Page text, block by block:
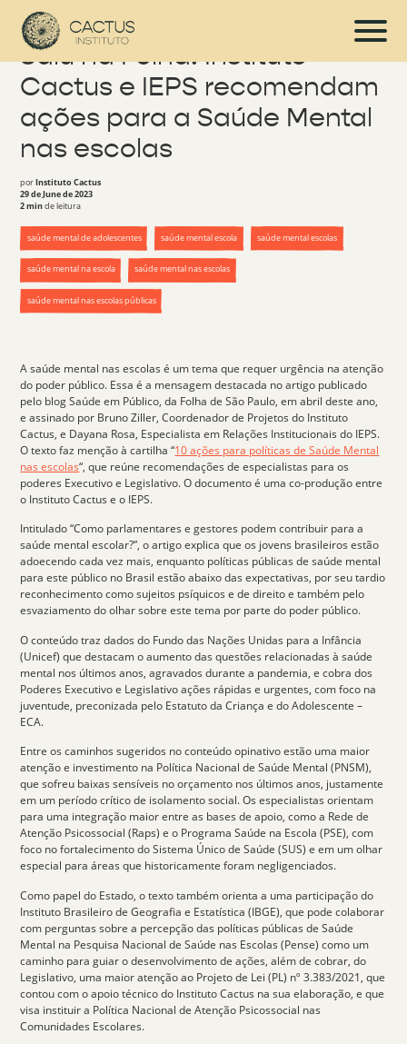
Saiu na Folha: Instituto
Cactus e IEPS recomendam
ações para a Saúde Mental
nas escolas
porInstituto Cactus
29 de June de 2023
2 minde leitura
saúde mental de adolescentes saúde mental escola saúde mental escolas
saúde mental na escola saúde mental nas escolas
saúde mental nas escolas públicas
Asaúde mental nas escolas é um tema que requer urgência na atenção
do poder público. Essa é a mensagem destacada no artigo publicado
pelo blog Saúde em Público, da Folha de São Paulo, em abril deste ano,
e assinado por Bruno Ziller, Coordenador de Projetos do Instituto
Cactus, e Dayana Rosa, Especialista em Relações Institucionais do IEPS.
O texto faz menção à cartilha “10 ações para políticas de Saúde Mental
nas escolas“, que reúne recomendações de especialistas para os
poderes Executivo e Legislativo. O documento é uma co-produção entre
o Instituto Cactus e o IEPS.
Intitulado “Como parlamentares e gestores podem contribuir para a
saúde mental escolar?”, o artigo explica que os jovens brasileiros estão
adoecendo cada vez mais, enquanto políticas públicas de saúde mental
para este público no Brasil estão abaixo das expectativas, por seu tardio
reconhecimento comosujeitos psíquicos e de direito e também pelo
esvaziamento do olhar sobre este tema por parte do poder público.
O conteúdo traz dados do Fundo das Nações Unidas para a Infância
(Unicef) que destacam o aumento das questões relacionadas à saúde
mental nos últimos anos, agravados durante a pandemia, e cobra dos
Poderes Executivo e Legislativo ações rápidas e urgentes, com foco na
juventude , preconizada pelo Estatuto da Criança e do Adolescente –
ECA.
Entre os caminhos sugeridos no conteúdo opinativo estão uma maior
atenção e investimento na Política Nacional de Saúde Mental (PNSM),
que sofreu baixas sensíveis no orçamento nos últimos anos, justamente
em um período crítico de isolamento social. Os especialistas orientam
para uma integração maior entre as bases de apoio, como a Rede de
Atenção Psicossocial (Raps) e o Programa Saúde na Escola (PSE), com
foco no fortalecimento doSistema Único de Saúde (SUS) e em um olhar
especial para áreas que historicamente foram negligenciados.
Como papel do Estado, o texto também orienta a uma participação do
Instituto Brasileiro de Geografia e Estatística (IBGE), que pode colaborar
com perguntas sobre a percepção das políticas públicas de Saúde
Mental na Pesquisa Nacional de Saúde nas Escolas (Pense) como um
caminho para guiar o desenvolvimento de ações, além de cobrar, do
Legislativo, uma maior atenção ao Projeto de Lei (PL) nº 3.383/2021, que
contou com o apoio técnico do Instituto Cactus na sua elaboração, e que
visa instituir a Política Nacional de Atenção Psicossocial nas
Comunidades Escolares.